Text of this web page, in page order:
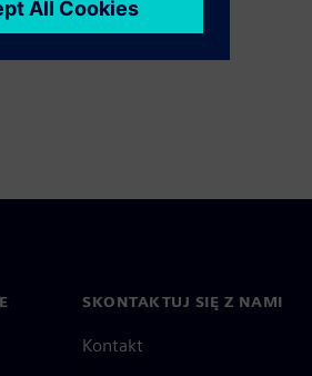
SKONTAKTUJ SIĘ Z NAMI
Kontakt